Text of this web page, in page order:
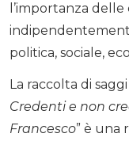
l’importanza
politica, sociale,
La raccolta di
Credenti e non
Francesco” è una